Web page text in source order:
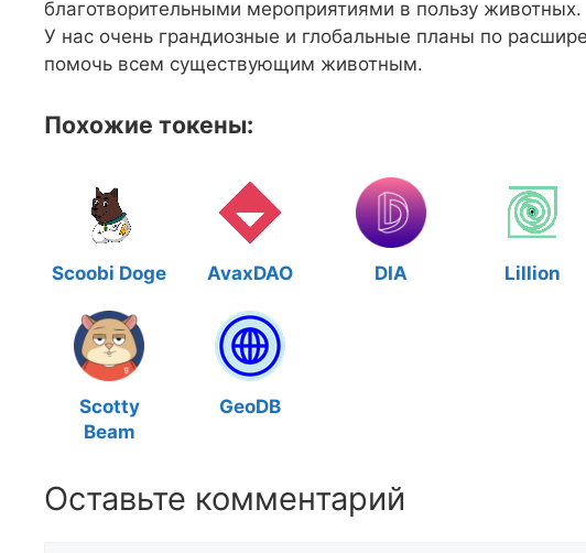
благотворительными мероприятиями в пользу животных.
У нас очень грандиозные и глобальные планы по
помочь всем существующим животным.
Похожие токены:
Scoobi Doge AvaxDAO DIA Lillion
Scotty
Beam
GeoDB
Оставьте комментарий